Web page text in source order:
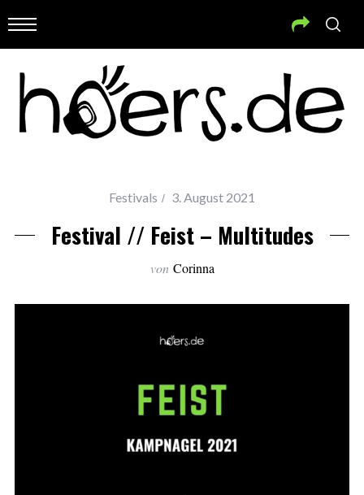
Festivals 3. August 2021
Festival // Feist – Multitudes
von Corinna